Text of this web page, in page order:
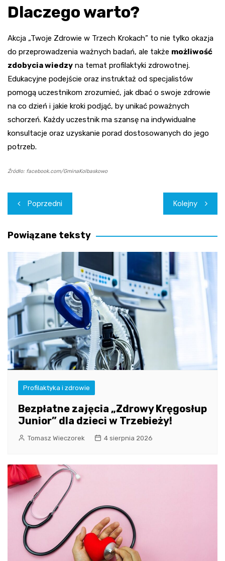
Dlaczego warto?
Akcja „Twoje Zdrowie w Trzech Krokach” to nie tylko okazja
do przeprowadzenia ważnych badań, ale także możliwość
zdobycia wiedzy na temat profilaktyki zdrowotnej.
Edukacyjne podejście oraz instruktaż od specjalistów
pomogą uczestnikom zrozumieć, jak dbać o swoje zdrowie
na co dzień i jakie kroki podjąć, by unikać poważnych
schorzeń. Każdy uczestnik ma szansę na indywidualne
konsultacje oraz uzyskanie porad dostosowanych do jego
potrzeb.
Źródło: facebook.com/GminaKolbaskowo
Nawigacja
wpisu
Poprzedni Kolejny
Powiązane teksty
Profilaktyka i zdrowie
Bezpłatne zajęcia „Zdrowy Kręgosłup
Junior” dla dzieci w Trzebieży!
Tomasz Wieczorek 4 sierpnia 2026